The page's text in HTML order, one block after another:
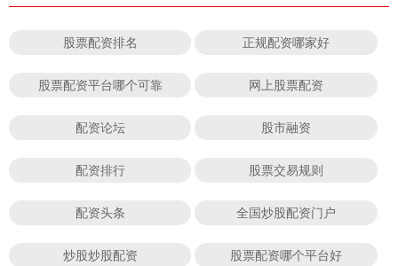
股票配资排名 正规配资哪家好
股票配资平台哪个可靠 网上股票配资
配资论坛 股市融资
配资排行 股票交易规则
配资头条 全国炒股配资门户
炒股炒股配资 股票配资哪个平台好